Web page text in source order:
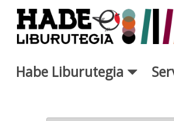
Saltar al contenido principal
Habe Liburutegia